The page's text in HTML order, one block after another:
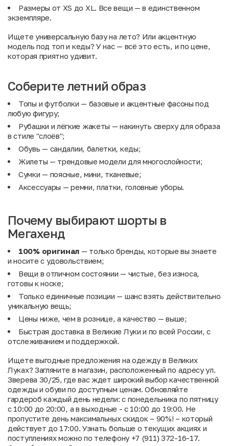
Размеры от XS до XL. Все вещи — в единственном
экземпляре.
Ищете универсальную базу на лето? Или акцентную
модель под топ и кеды? У нас — всё это есть, и по цене,
которая приятно удивит.
Соберите летний образ
Топы и футболки — базовые и акцентные фасоны под
любую фигуру;
Рубашки и лёгкие жакеты — накинуть сверху для образа
в стиле "слоёв";
Обувь — сандалии, балетки, кеды;
Жилеты — трендовые модели для многослойности;
Сумки — поясные, мини, тканевые;
Аксессуары — ремни, платки, головные уборы.
Почему выбирают шорты в
Мегахенд
100% оригинал — только бренды, которые вы знаете
и носите с удовольствием;
Вещи в отличном состоянии — чистые, без износа,
готовы к носке;
Только единичные позиции — шанс взять действительно
уникальную вещь;
Цены ниже, чем в рознице, а качество — выше;
Быстрая доставка в Великие Луки и по всей России, с
отслеживанием и поддержкой.
Ищете выгодные предложения на одежду в Великих
Луках? Загляните в магазин, расположенный по адресу ул.
Зверева 30/25, где вас ждет широкий выбор качественной
одежды и обуви по доступным ценам. Обновляйте
гардероб каждый день недели: с понедельника по пятницу
с 10:00 до 20:00, а в выходные - с 10:00 до 19:00. Не
пропустите день максимальных скидок – 90%! – который
действует до 17:00. Узнать больше о текущих акциях и
поступлениях можно по телефону +7 (911) 372-16-17.